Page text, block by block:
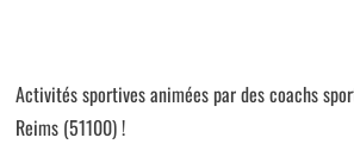
Activités sportives animées par des coachs
Reims (51100) !